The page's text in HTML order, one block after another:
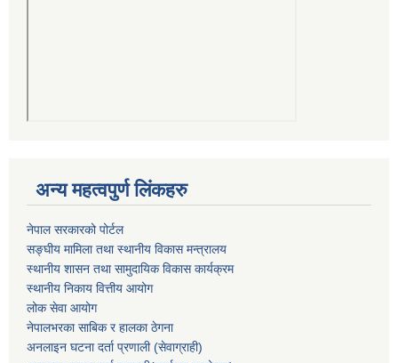
अन्य महत्वपुर्ण लिंकहरु
नेपाल सरकारको पोर्टल
सङ्घीय मामिला तथा स्थानीय विकास मन्त्रालय
स्थानीय शासन तथा सामुदायिक विकास कार्यक्रम
स्थानीय निकाय वित्तीय आयोग
लोक सेवा आयोग
नेपालभरका साबिक र हालका ठेगना
अनलाइन घटना दर्ता प्रणाली (सेवाग्राही)